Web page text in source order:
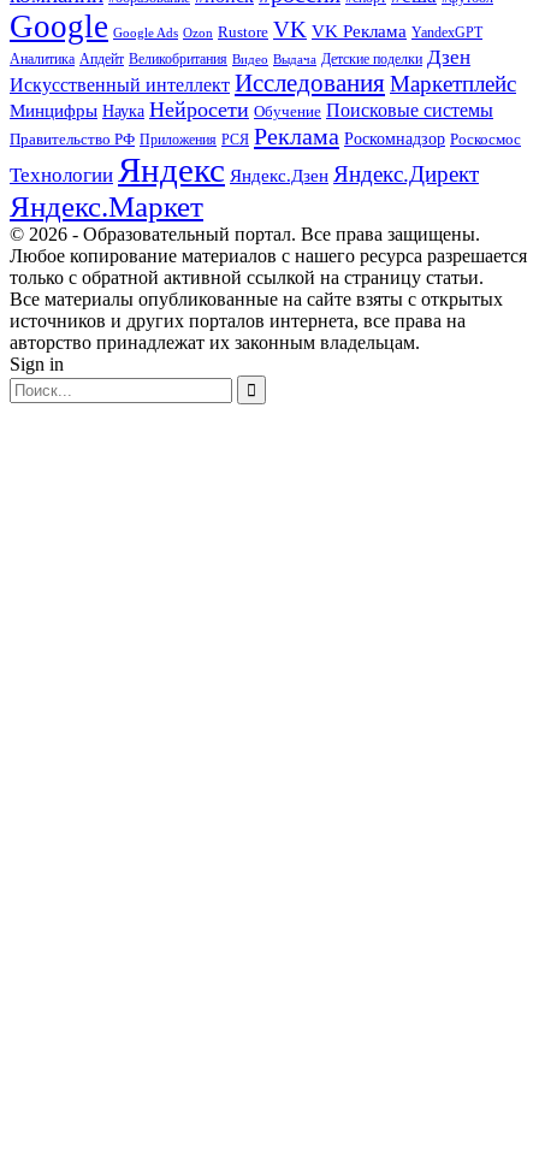
Google Google Ads Ozon Rustore VK VK Реклама YandexGPT
Аналитика Апдейт Великобритания Видео Выдача Детские поделки Дзен
Искусственный интеллект ИсследованияМаркетплейс
Минцифры Наука Нейросети Обучение Поисковые системы
Правительство РФ Приложения РСЯ Реклама Роскомнадзор Роскосмос
Технологии Яндекс Яндекс.Дзен Яндекс.Директ
Яндекс.Маркет
© 2026 - Образовательный портал. Все права защищены.
Любое копирование материалов с нашего ресурса разрешается
только с обратной активной ссылкой на страницу статьи.
Все материалы опубликованные на сайте взяты с открытых
источников и других порталов интернета, все права на
авторство принадлежат их законным владельцам.
Sign in